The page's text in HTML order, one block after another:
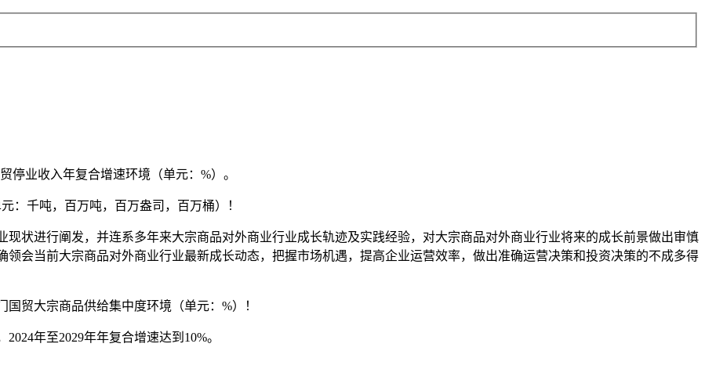
业收入年复合增速环境（单元：%）。
：千吨，百万吨，百万盎司，百万桶）！
进行阐发，并连系多年来大宗商品对外商业行业成长轨迹及实践经验，对大宗商品对外商业行业将来的成长前景做出审慎
会当前大宗商品对外商业行业最新成长动态，把握市场机遇，提高企业运营效率，做出准确运营决策和投资决策的不成多得
贸大宗商品供给集中度环境（单元：%）！
年至2029年年复合增速达到10%。